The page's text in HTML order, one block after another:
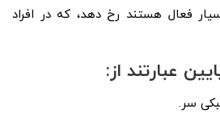
فعال هستند رخ دهد، که در افراد
عبارتند از:
سر.